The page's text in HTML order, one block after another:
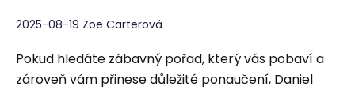
2025-08-19 Zoe Carterová
Pokud hledáte zábavný pořad, který vás pobaví a
zároveň vám přinese důležité ponaučení, Daniel